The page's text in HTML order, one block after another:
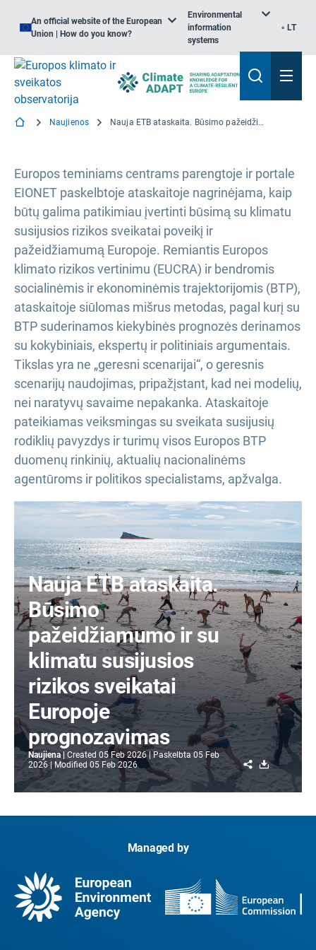
An official website of the European
Union | How do you know?
Environmental
information
systems
LT
Naujienos Nauja ETB ataskaita. Būsimo pažeidžiamumo ir su klimatu susijusios rizikos sveikatai Europoje prognozavimas
Europos teminiams centrams parengtoje ir portale
EIONET paskelbtoje ataskaitoje nagrinėjama, kaip
būtų galima patikimiau įvertinti būsimą su klimatu
susijusios rizikos sveikatai poveikį ir
pažeidžiamumą Europoje. Remiantis Europos
klimato rizikos vertinimu (EUCRA) ir bendromis
socialinėmis ir ekonominėmis trajektorijomis (BTP),
ataskaitoje siūlomas mišrus metodas, pagal kurį su
BTP suderinamos kiekybinės prognozės derinamos
su kokybiniais, ekspertų ir politiniais argumentais.
Tikslas yra ne „geresni scenarijai“, o geresnis
scenarijų naudojimas, pripažįstant, kad nei modelių,
nei naratyvų savaime nepakanka. Ataskaitoje
pateikiamas veiksmingas su sveikata susijusių
rodiklių pavyzdys ir turimų visos Europos BTP
duomenų rinkinių, aktualių nacionalinėms
agentūroms ir politikos specialistams, apžvalga.
Nauja ETB ataskaita.
Būsimo
pažeidžiamumo ir su
klimatu susijusios
rizikos sveikatai
Europoje
prognozavimas
Naujiena Created 05 Feb 2026 Paskelbta 05 Feb
2026
Modified 05 Feb 2026 ShareDownload
Managed by